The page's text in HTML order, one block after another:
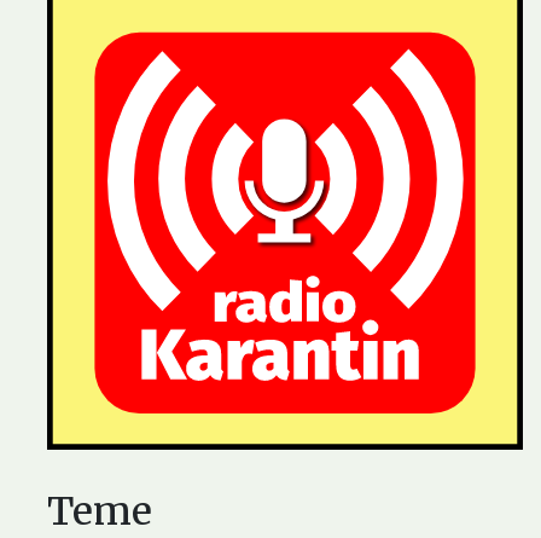
Teme